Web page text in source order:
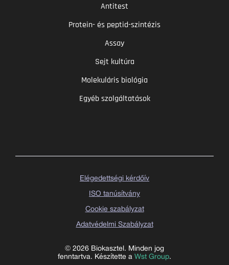
Antitest
Protein- és peptid-szintézis
Assay
Sejt kultúra
Molekuláris biológia
Egyéb szolgáltatások
© 2026 Biokasztel. Minden jog
fenntartva. Készítette a Wst Group.
Elégedettségi kérdőív
ISO tanúsítvány
Cookie szabályzat
Adatvédelmi Szabályzat